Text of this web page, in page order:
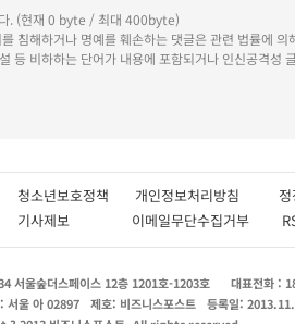
. (현재 0 byte / 최대 400byte)
침해하거나 명예를 훼손하는 댓글은 관련 법률에 의
등 비하하는 단어가 내용에 포함되거나 인신공격성
청소년보호정책 개인정보처리방침
기사제보 이메일무단수집거부
서울숲더스페이스 12층 1201호-1203호 대표전화 :
서울 아 02897 제호: 비즈니스포스트 등록일: